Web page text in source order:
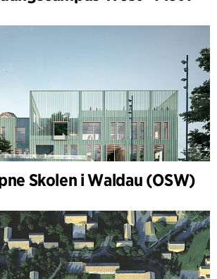
Skolen i Waldau (OSW)